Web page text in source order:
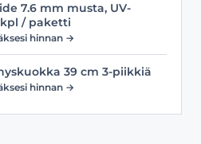
7.6 mm musta, UV-
/ paketti
hinnan →
39 cm 3-piikkiä
hinnan →